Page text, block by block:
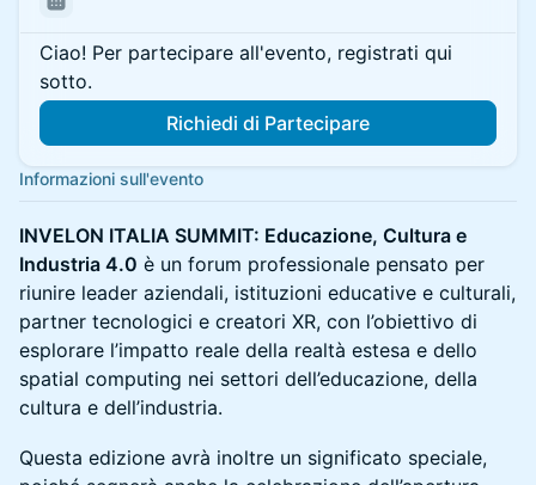
Ciao! Per partecipare all'evento, registrati qui
sotto.
Richiedi di Partecipare
Informazioni sull'evento
INVELON ITALIA SUMMIT: Educazione, Cultura e
Industria 4.0 è un forum professionale pensato per
riunire leader aziendali, istituzioni educative e culturali,
partner tecnologici e creatori XR, con l’obiettivo di
esplorare l’impatto reale della realtà estesa e dello
spatial computing nei settori dell’educazione, della
cultura e dell’industria.
Questa edizione avrà inoltre un significato speciale,